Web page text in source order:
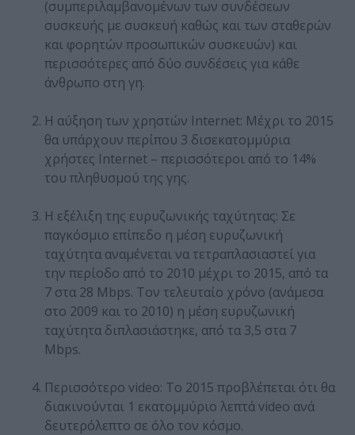
(συμπεριλαμβανομένων των συνδέσεων
συσκευής με συσκευή καθώς και των σταθερών
και φορητών προσωπικών συσκευών) και
περισσότερες από δύο συνδέσεις για κάθε
άνθρωπο στη γη.
Η αύξηση των χρηστών Internet: Μέχρι το 2015
θα υπάρχουν περίπου 3 δισεκατομμύρια
χρήστες Internet – περισσότεροι από το 14%
του πληθυσμού της γης.
Η εξέλιξη της ευρυζωνικής ταχύτητας: Σε
παγκόσμιο επίπεδο η μέση ευρυζωνική
ταχύτητα αναμένεται να τετραπλασιαστεί για
την περίοδο από το 2010 μέχρι το 2015, από τα
7 στα 28 Mbps. Τον τελευταίο χρόνο (ανάμεσα
στο 2009 και το 2010) η μέση ευρυζωνική
ταχύτητα διπλασιάστηκε, από τα 3,5 στα 7
Mbps.
Περισσότερο video: Το 2015 προβλέπεται ότι θα
διακινούνται 1 εκατομμύριο λεπτά video ανά
δευτερόλεπτο σε όλο τον κόσμο.